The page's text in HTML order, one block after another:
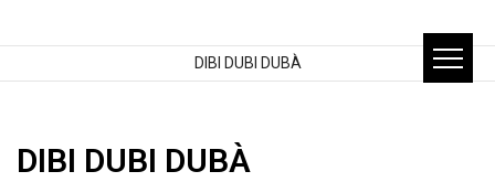
DIBI DUBI DUBÀ
DIBI DUBI DUBÀ